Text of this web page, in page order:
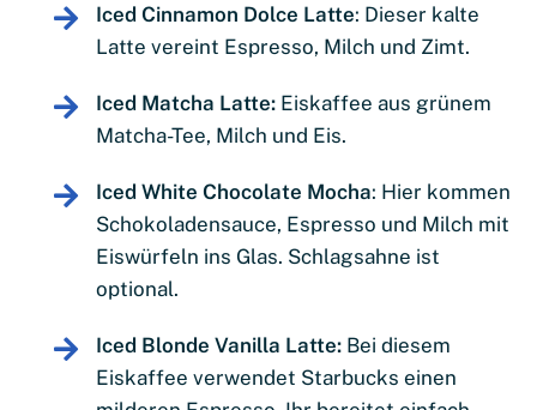
Iced Cinnamon Dolce Latte: Dieser kalte
Latte vereint Espresso, Milch und Zimt.
Iced Matcha Latte: Eiskaffee aus grünem
Matcha-Tee, Milch und Eis.
Iced White Chocolate Mocha: Hier kommen
Schokoladensauce, Espresso und Milch mit
Eiswürfeln ins Glas. Schlagsahne ist
optional.
Iced Blonde Vanilla Latte: Bei diesem
Eiskaffee verwendet Starbucks einen